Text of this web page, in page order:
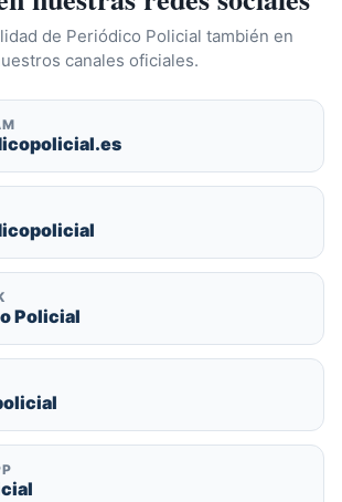
de Periódico Policial también en
canales oficiales.
Policial